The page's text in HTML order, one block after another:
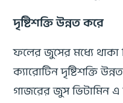
দৃষ্টিশক্তি উন্নত করে
ফলের জুসের মধ্যে থাকা
ক্যারোটিন দৃষ্টিশক্তি
গাজরের জুস ভিটামিন এ